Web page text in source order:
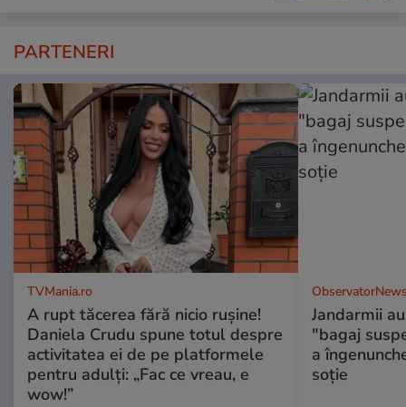
PARTENERI
TVMania.ro
A rupt tăcerea fără nicio rușine!
Daniela Crudu spune totul despre
activitatea ei de pe platformele
pentru adulți: „Fac ce vreau, e
wow!”
Jandarmii
"bagaj
a
soție